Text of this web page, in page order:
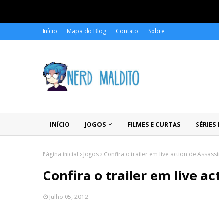
Início Mapa do Blog Contato Sobre
INÍCIO JOGOS FILMES E CURTAS
Página inicial Jogos Confira o trailer em live action de
Confira o trailer em live
Julho 05, 2012